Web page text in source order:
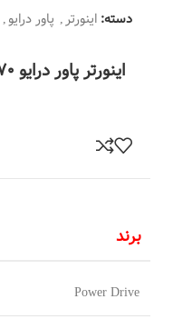
دسته: اینورتر, پاور درایو,
اینورتر پاور درایو PD270 توان 11 کیلووات سه فاز
برند
Power Drive